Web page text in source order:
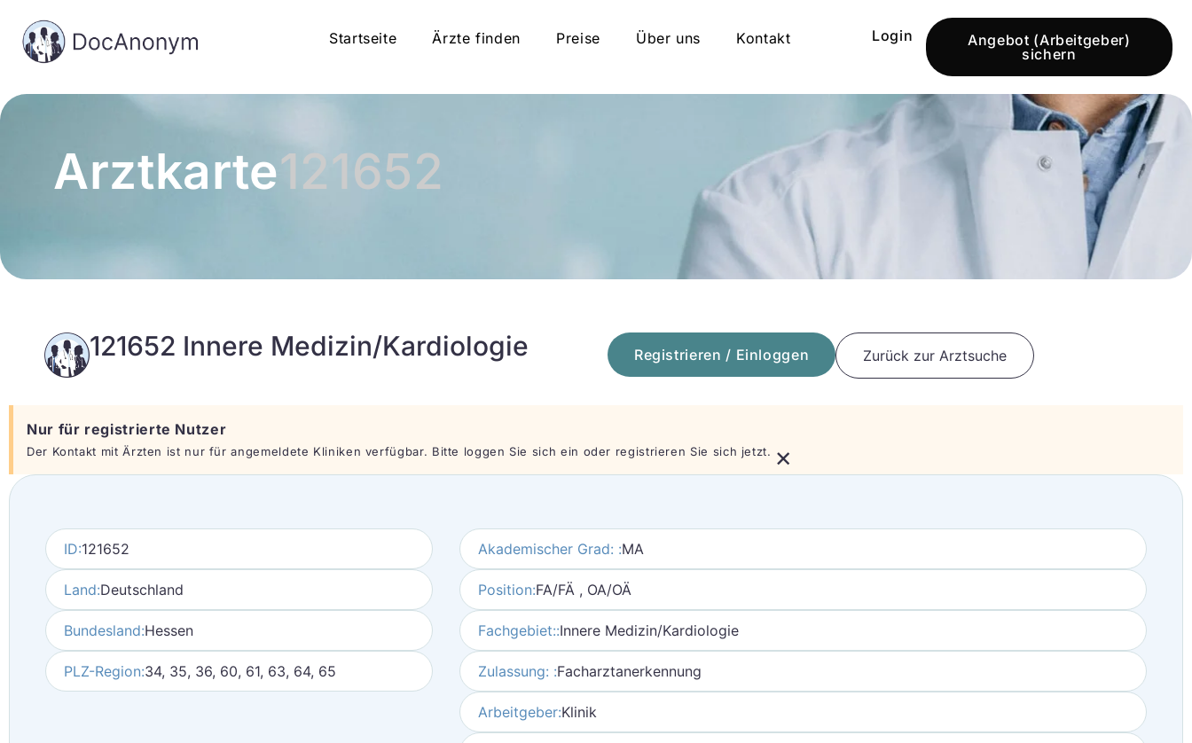
Startseite Ärzte finden Preise Über uns Kontakt Login
Angebot (Arbeitgeber)
sichern
Arztkarte121652
121652 Innere Medizin/Kardiologie Registrieren / Einloggen Zurück zur Arztsuche
Nur für registrierte Nutzer
Der Kontakt mit Ärzten ist nur für angemeldete Kliniken verfügbar. Bitte loggen Sie sich ein oder registrieren Sie sich jetzt. ×
ID:121652
Land:Deutschland
Bundesland:Hessen
PLZ-Region:34, 35, 36, 60, 61, 63, 64, 65
Akademischer Grad: :MA
Position:FA/FÄ , OA/OÄ
Fachgebiet::Innere Medizin/Kardiologie
Zulassung: :Facharztanerkennung
Arbeitgeber:Klinik